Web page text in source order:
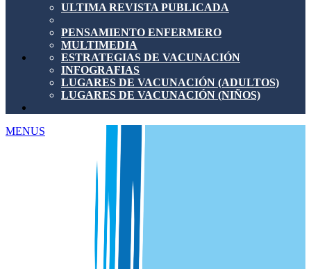
ULTIMA REVISTA PUBLICADA
PENSAMIENTO ENFERMERO
MULTIMEDIA
ESTRATEGIAS DE VACUNACIÓN
INFOGRAFIAS
LUGARES DE VACUNACIÓN (ADULTOS)
LUGARES DE VACUNACIÓN (NIÑOS)
MENUS